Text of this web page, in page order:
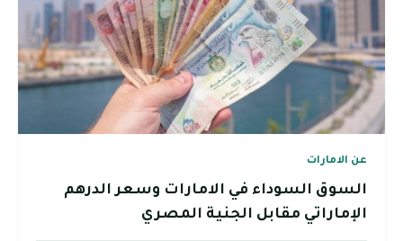
عن الامارات
السوق السوداء في الامارات وسعر الدرهم
الإماراتي مقابل الجنية المصري